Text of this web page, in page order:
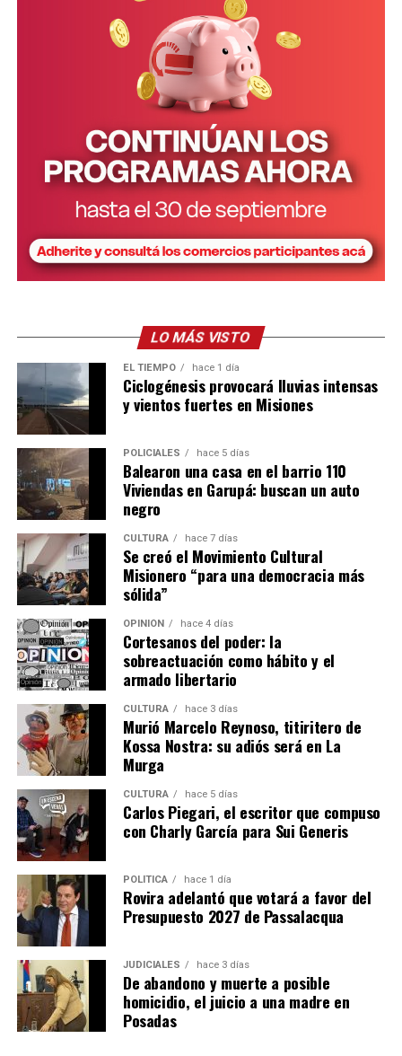
LO MÁS VISTO
EL TIEMPO hace 1 día
Ciclogénesis provocará lluvias intensas
y vientos fuertes en Misiones
POLICIALES hace 5 días
Balearon una casa en el barrio 110
Viviendas en Garupá: buscan un auto
negro
CULTURA hace 7 días
Se creó el Movimiento Cultural
Misionero “para una democracia más
sólida”
OPINIÓN hace 4 días
Cortesanos del poder: la
sobreactuación como hábito y el
armado libertario
CULTURA hace 3 días
Murió Marcelo Reynoso, titiritero de
Kossa Nostra: su adiós será en La
Murga
CULTURA hace 5 días
Carlos Piegari, el escritor que compuso
con Charly García para Sui Generis
POLÍTICA hace 1 día
Rovira adelantó que votará a favor del
Presupuesto 2027 de Passalacqua
JUDICIALES hace 3 días
De abandono y muerte a posible
homicidio, el juicio a una madre en
Posadas